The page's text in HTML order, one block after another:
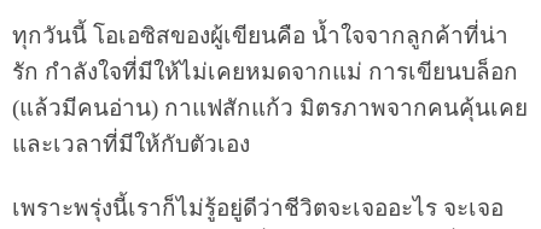
ทุกวันนี้ โอเอซิสของผู้เขียนคือ น้ำใจจากลูกค้าที่น่า
รัก กำลังใจที่มีให้ไม่เคยหมดจากแม่ การเขียนบล็อก
(แล้วมีคนอ่าน) กาแฟสักแก้ว มิตรภาพจากคนคุ้นเคย
และเวลาที่มีให้กับตัวเอง
เพราะพรุ่งนี้เราก็ไม่รู้อยู่ดีว่าชีวิตจะเจออะไร จะเจอ